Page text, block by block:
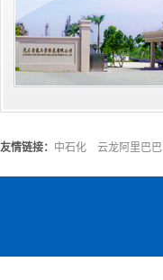
友情链接： 中石化 云龙阿里巴巴